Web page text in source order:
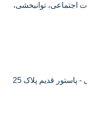
اجتماعی، توانبخشی،
قدیم پلاک 25